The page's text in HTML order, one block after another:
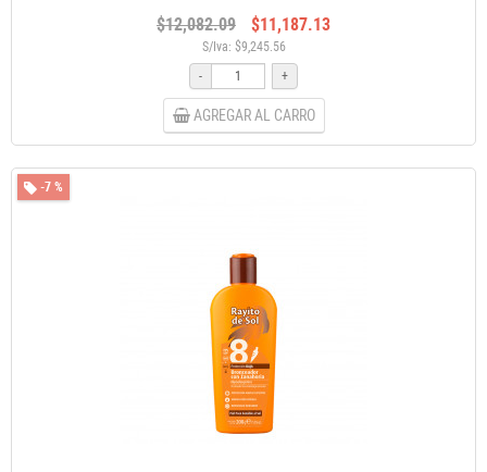
$12,082.09 $11,187.13
S/Iva: $9,245.56
-
+
AGREGAR AL CARRO
-7 %